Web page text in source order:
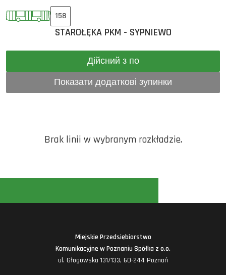
158
STAROŁĘKA PKM - SYPNIEWO
Дійсний з по
Показати додаткові зупинки
Brak linii w wybranym rozkładzie.
Miejskie Przedsiębiorstwo
Komunikacyjne w Poznaniu Spółka z o.o.
ul. Głogowska 131/133, 60-244 Poznań